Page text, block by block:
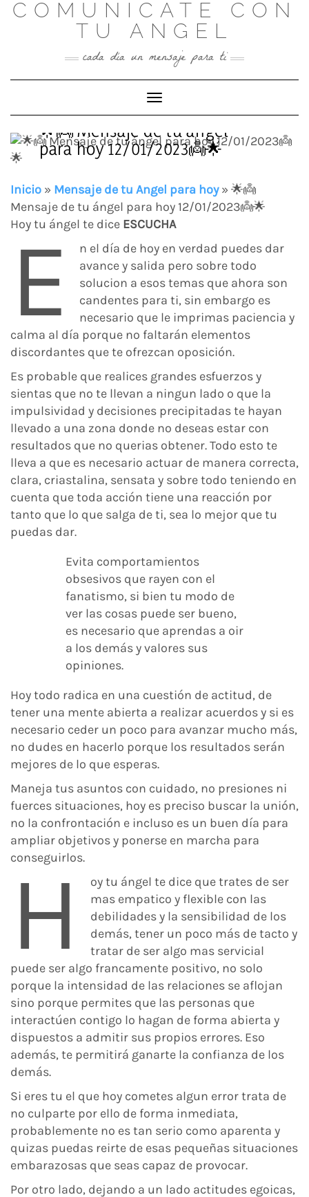
SkipCOMUNICATE CON
TU ANGEL
cada día un mensaje para ti
Toggle Navigation
🌟👼 Mensaje de tu ángel
para hoy 12/01/2023👼🌟
Inicio » Mensaje de tu Angel para hoy» 🌟👼
Mensaje de tu ángel para hoy 12/01/2023👼🌟
Hoy tu ángel te dice ESCUCHA
E
n el día de hoy en verdad puedes dar
avance y salida pero sobre todo
solucion a esos temas que ahora son
candentes para ti, sin embargo es
necesario que le imprimas paciencia y
calma al día porque no faltarán elementos
discordantes que te ofrezcan oposición.
Es probable que realices grandes esfuerzos y
sientas que no te llevan a ningun lado o que la
impulsividad y decisiones precipitadas te hayan
llevado a una zona donde no deseas estar con
resultados que no querias obtener. Todo esto te
lleva a que es necesario actuar de manera correcta,
clara, criastalina, sensata y sobre todo teniendo en
cuenta que toda acción tiene una reacción por
tanto que lo que salga de ti, sea lo mejor que tu
puedas dar.
Evita comportamientos
obsesivos que rayen con el
fanatismo, si bien tu modo de
ver las cosas puede ser bueno,
es necesario que aprendas a oir
a los demás y valores sus
opiniones.
Hoy todo radica en una cuestión de actitud, de
tener una mente abierta a realizar acuerdos y si es
necesario ceder un poco para avanzar mucho más,
no dudes en hacerlo porque los resultados serán
mejores de lo que esperas.
Maneja tus asuntos con cuidado, no presiones ni
fuerces situaciones, hoy es preciso buscar la unión,
no la confrontación e incluso es un buen día para
ampliar objetivos y ponerse en marcha para
conseguirlos.
H
oy tu ángel te dice que trates de ser
mas empatico y flexible con las
debilidades y la sensibilidad de los
demás, tener un poco más de tacto y
tratar de ser algo mas servicial
puede ser algo francamente positivo, no solo
porque la intensidad de las relaciones se aflojan
sino porque permites que las personas que
interactúen contigo lo hagan de forma abierta y
dispuestos a admitir sus propios errores. Eso
además, te permitirá ganarte la confianza de los
demás.
Si eres tu el que hoy cometes algun error trata de
no culparte por ello de forma inmediata,
probablemente no es tan serio como aparenta y
quizas puedas reirte de esas pequeñas situaciones
embarazosas que seas capaz de provocar.
Por otro lado, dejando a un lado actitudes egoicas,